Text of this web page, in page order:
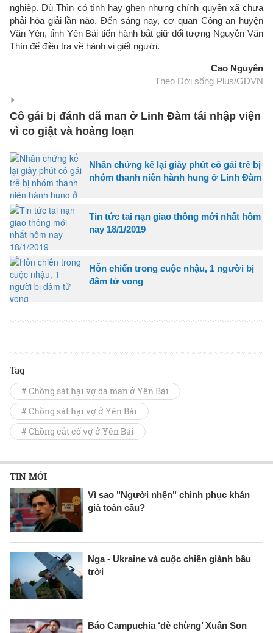
nghiệp. Dù Thìn có tình hay ghen nhưng chính quyền xã chưa
phải hòa giải lần nào. Đến sáng nay, cơ quan Công an huyện
Văn Yên, tỉnh Yên Bái tiến hành bắt giữ đối tượng Nguyễn Văn
Thìn để điều tra về hành vi giết người.
Cao Nguyên
Theo Đời sống Plus/GĐVN
Cô gái bị đánh dã man ở Linh Đàm tái nhập viện
vì co giật và hoảng loạn
Nhân chứng kể lại giây phút cô gái trẻ bị
nhóm thanh niên hành hung ở Linh Đàm
Tin tức tai nạn giao thông mới nhất hôm
nay 18/1/2019
Hỗn chiến trong cuộc nhậu, 1 người bị
đâm tử vong
Tag
# Chồng sát hại vợ dã man ở Yên Bái
# Chồng sát hại vợ ở Yên Bái
# Chồng cắt cổ vợ ở Yên Bái
TIN MỚI
Vì sao "Người nhện" chinh phục khán
giả toàn cầu?
Nga - Ukraine và cuộc chiến giành bầu
trời
Báo Campuchia ‘dè chừng’ Xuân Son